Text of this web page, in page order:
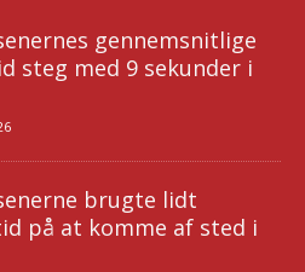
gennemsnitlige
steg med 9 sekunder i
brugte lidt
på at komme af sted i